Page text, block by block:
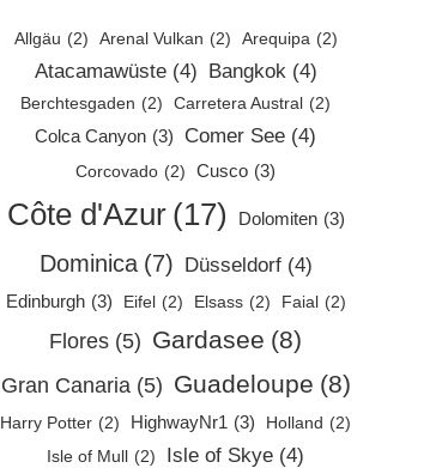
Allgäu (2) Arenal Vulkan (2) Arequipa (2)
Atacamawüste (4) Bangkok (4)
Berchtesgaden (2) Carretera Austral (2)
Colca Canyon (3) Comer See (4)
Corcovado (2) Cusco (3)
Côte d'Azur (17) Dolomiten (3)
Dominica (7) Düsseldorf (4)
Edinburgh (3) Eifel (2) Elsass (2) Faial (2)
Flores (5) Gardasee (8)
Gran Canaria (5) Guadeloupe (8)
Harry Potter (2) HighwayNr1 (3) Holland (2)
Isle of Mull (2) Isle of Skye (4)